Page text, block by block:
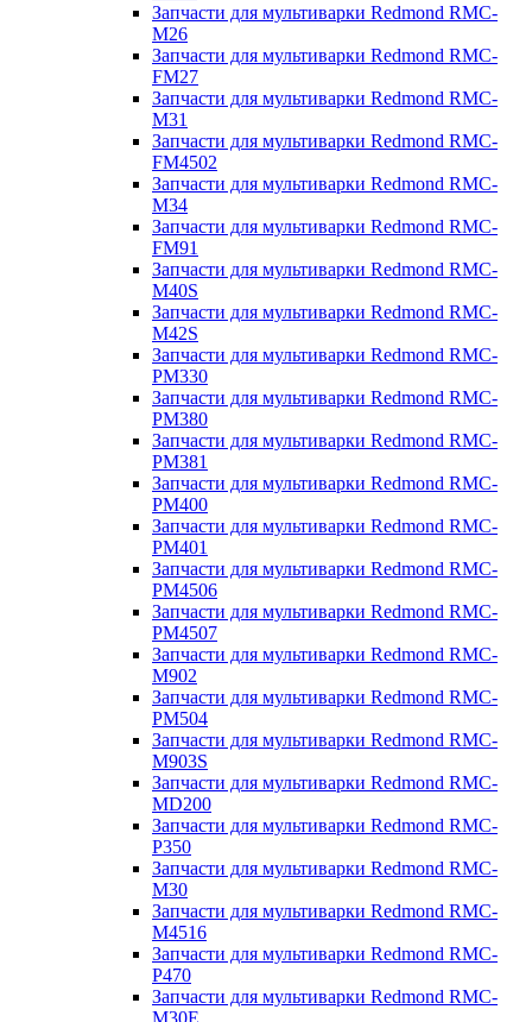
Запчасти для мультиварки Redmond RMC-
M26
Запчасти для мультиварки Redmond RMC-
FM27
Запчасти для мультиварки Redmond RMC-
M31
Запчасти для мультиварки Redmond RMC-
FM4502
Запчасти для мультиварки Redmond RMC-
M34
Запчасти для мультиварки Redmond RMC-
FM91
Запчасти для мультиварки Redmond RMC-
M40S
Запчасти для мультиварки Redmond RMC-
M42S
Запчасти для мультиварки Redmond RMC-
PM330
Запчасти для мультиварки Redmond RMC-
PM380
Запчасти для мультиварки Redmond RMC-
PM381
Запчасти для мультиварки Redmond RMC-
PM400
Запчасти для мультиварки Redmond RMC-
PM401
Запчасти для мультиварки Redmond RMC-
PM4506
Запчасти для мультиварки Redmond RMC-
PM4507
Запчасти для мультиварки Redmond RMC-
M902
Запчасти для мультиварки Redmond RMC-
PM504
Запчасти для мультиварки Redmond RMC-
M903S
Запчасти для мультиварки Redmond RMC-
MD200
Запчасти для мультиварки Redmond RMC-
P350
Запчасти для мультиварки Redmond RMC-
M30
Запчасти для мультиварки Redmond RMC-
M4516
Запчасти для мультиварки Redmond RMC-
P470
Запчасти для мультиварки Redmond RMC-
M30E